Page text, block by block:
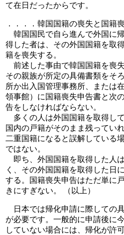
て在日だったからです。
．．．．韓国国籍の喪失と国籍
韓国国民で自ら進んで外国に
得した者は、その外国国籍を取
籍を喪失する。
前述した事由で韓国国籍を喪
その親族が所定の具備書類をそ
所か出入国管理事務所、または
領事館）に国籍喪失申告書と次
告をしなければならない。
多くの人は外国国籍を取得し
国内の戸籍がそのまま残ってい
二重国籍になると誤解している
ではない。
即ち、外国国籍を取得した人
く、その外国国籍を取得した日
する。国籍喪失申告はただ単に
きにすぎない。 （以上）
日本では帰化申請に際しての
が必要です。一般的に申請後に
していない場合には、帰化が許